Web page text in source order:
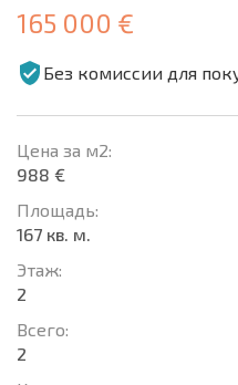
165 000 €
Без комиссии для
Цена за м2:
988 €
Площадь:
167 кв. м.
Этаж:
2
Всего:
2